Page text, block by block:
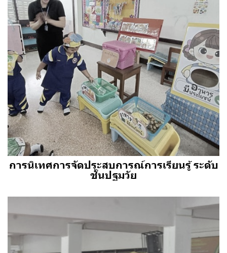
การนิเทศการจัดประสบการณ์การเรียนรู้ ระดับ
ชั้นปฐมวัย